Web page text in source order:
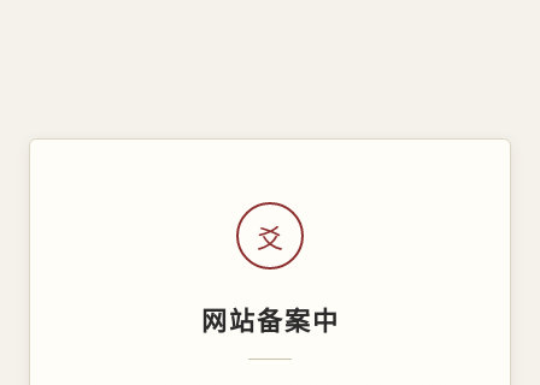
爻
网站备案中